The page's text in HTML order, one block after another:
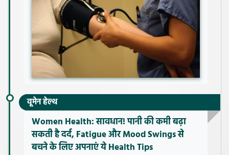
वूमेन हेल्थ
Women Health: सावधान! पानी की कमी बढ़ा
सकती है दर्द, Fatigue और Mood Swings से
बचने के लिए अपनाएं ये Health Tips